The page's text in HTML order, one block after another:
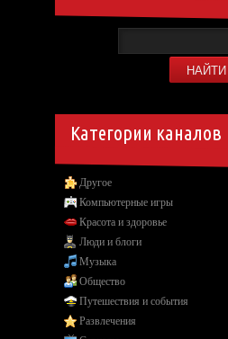
Категории каналов
Другое
Компьютерные игры
Красота и здоровье
Люди и блоги
Музыка
Общество
Путешествия и события
Развлечения